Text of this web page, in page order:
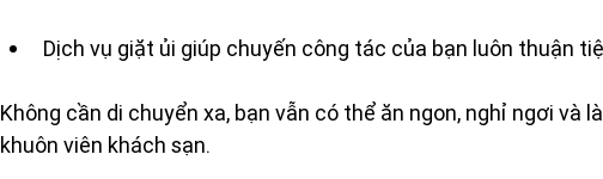
Dịch vụ giặt ủi giúp chuyến công tác của bạn luôn thuận
Không cần di chuyển xa, bạn vẫn có thể ăn ngon, nghỉ ngơi và
khuôn viên khách sạn.